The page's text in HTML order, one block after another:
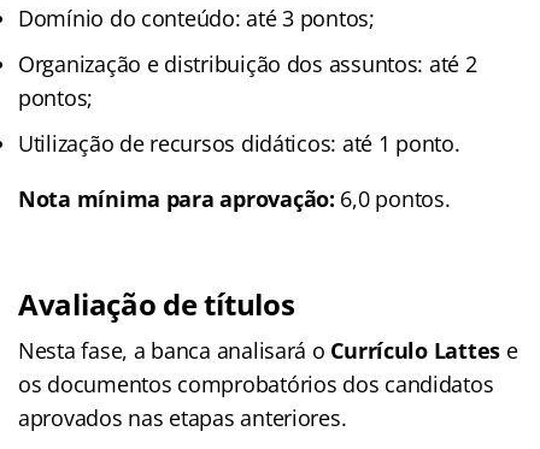
Domínio do conteúdo: até 3 pontos;
Organização e distribuição dos assuntos: até 2
pontos;
Utilização de recursos didáticos: até 1 ponto.
Nota mínima para aprovação: 6,0 pontos.
Avaliação de títulos
Nesta fase, a banca analisará o Currículo Lattes e
os documentos comprobatórios dos candidatos
aprovados nas etapas anteriores.